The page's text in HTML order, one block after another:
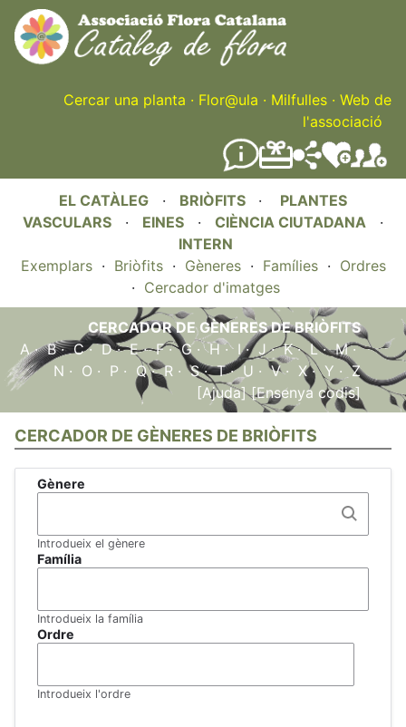
Skip
to
main
content
Cercar una planta · Flor@ula · Milfulles · Web de
l'associació
EL CATÀLEG · BRIÒFITS · PLANTES
VASCULARS · EINES · CIÈNCIA CIUTADANA ·
INTERN
Exemplars· Briòfits· Gèneres· Famílies· Ordres
· Cercador d'imatges
CERCADOR DE GÈNERES DE BRIÒFITS
A·B·C·D·E·F·G·H · I·J·K·L·M·
N · O · P · Q·R ·S·T·U ·V· X·Y ·Z
[Ajuda][Ensenya codis]
CERCADOR DE GÈNERES DE BRIÒFITS
Gènere
Introdueix el gènere
Família
Introdueix la família
Ordre
Introdueix l'ordre